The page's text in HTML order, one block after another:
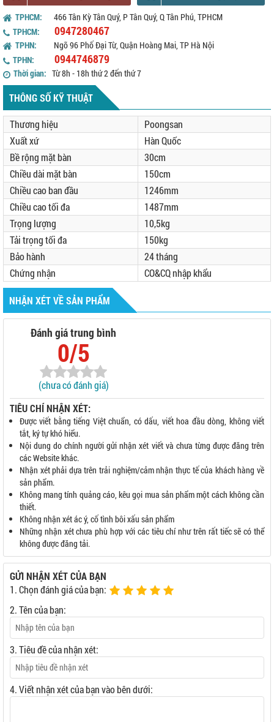
TPHCM:
466 Tân Kỳ Tân Quý, P Tân Quý, Q Tân Phú, TPHCM
TPHCM:
0947280467
TPHN:
Ngõ 96 Phố Đại Từ, Quận Hoàng Mai, TP Hà Nội
TPHN:
0944746879
Thời gian: Từ 8h - 18h thứ 2 đến thứ 7
THÔNG SỐ KỸ THUẬT
Thương hiệu
Poongsan
Xuất xứ
Hàn Quốc
Bề rộng mặt bàn
30cm
Chiều dài mặt bàn
150cm
Chiều cao ban đầu
1246mm
Chiều cao tối đa
1487mm
Trọng lượng
10,5kg
Tải trọng tối đa
150kg
Bảo hành
24 tháng
Chứng nhận
CO&CQ nhập khẩu
NHẬN XÉT VỀ SẢN PHẨM
Đánh giá trung bình
0/5
(chưa có đánh giá)
TIÊU CHÍ NHẬN XÉT:
Được viết bằng tiếng Việt chuẩn, có dấu, viết hoa đầu dòng, không viết
tắt, ký tự khó hiểu.
Nội dung do chính người gửi nhận xét viết và chưa từng được đăng trên
các Website khác.
Nhận xét phải dựa trên trải nghiệm/cảm nhận thực tế của khách hàng về
sản phẩm.
Không mang tính quảng cáo, kêu gọi mua sản phẩm một cách không cần
thiết.
Không nhận xét ác ý, cố tình bôi xấu sản phẩm
Những nhận xét chưa phù hợp với các tiêu chí như trên rất tiếc sẽ có thể
không được đăng tải.
GỬI NHẬN XÉT CỦA BẠN
1. Chọn đánh giá của bạn:
2. Tên của bạn:
3. Tiêu đề của nhận xét:
4. Viết nhận xét của bạn vào bên dưới: